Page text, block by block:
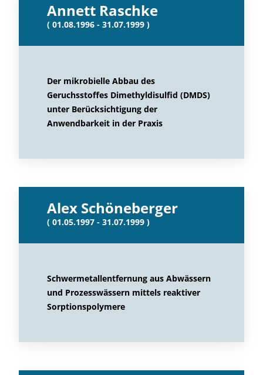
Annett Raschke
( 01.08.1996 - 31.07.1999 )
Der mikrobielle Abbau des
Geruchsstoffes Dimethyldisulfid (DMDS)
unter Berücksichtigung der
Anwendbarkeit in der Praxis
Alex Schöneberger
( 01.05.1997 - 31.07.1999 )
Schwermetallentfernung aus Abwässern
und Prozesswässern mittels reaktiver
Sorptionspolymere